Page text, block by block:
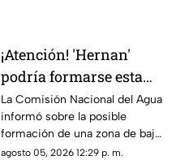
¡Atención! 'Hernan'
podría formarse esta
semana; ¿cuál es la
ubicación del potencial
ciclón tropical?
La Comisión Nacional del Agua
informó sobre la posible
formación de una zona de baja
presión con potencial
agosto 05, 2026 12:29 p. m.